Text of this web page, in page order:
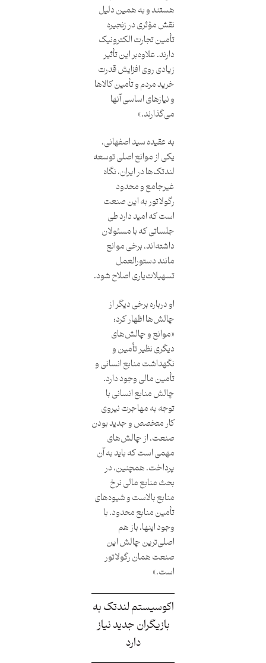
هستند و به همین دلیل
نقش مؤثری در زنجیره
تأمین تجارت الکترونیک
دارند. علاوه‌بر این تأثیر
زیادی روی افزایش قدرت
خرید مردم و تأمین کالاها
و نیازهای اساسی آنها
می‌گذارند.»
به عقیده سید اصفهانی،
یکی از موانع اصلی توسعه
لندتک‌ها در ایران، نگاه
غیرجامع و محدود
رگولاتور به این صنعت
است که امید دارد طی
جلساتی که با مسئولان
داشته‌اند، برخی موانع
مانند دستورالعمل
تسهیلات‌یاری اصلاح شود.
او درباره برخی دیگر از
چالش‌ها اظهار کرد:‌
«موانع و چالش‌های
دیگری نظیر تأمین و
نگهداشت منابع انسانی و
تأمین مالی وجود دارد.
چالش منابع انسانی با
توجه به مهاجرت نیروی
کار متخصص و جدید بودن
صنعت، از چالش‌های
مهمی است که باید به آن
پرداخت. همچنین،‌ در
بحث منابع مالی نرخ
منابع بالاست و شیوه‌های
تأمین منابع محدود. با
وجود اینها، باز هم
اصلی‌ترین چالش این
صنعت همان رگولاتور
است.»
اکوسیستم لندتک به
بازیگران جدید نیاز
دارد